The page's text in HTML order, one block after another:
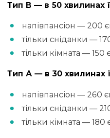
Тип В — в 50 хвилинах
напівпансіон — 200
тільки сніданки —
тільки кімната —
Тип А — в 30 хвилинах
напівпансіон — 260
тільки сніданки —
тільки кімната —